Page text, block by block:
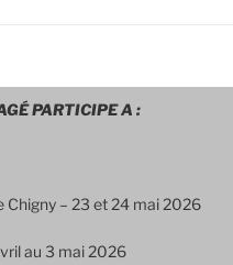
PARTICIPE A :
Chigny – 23 et 24 mai 2026
au 3 mai 2026